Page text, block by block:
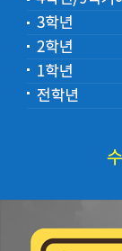
윤리교육과
사회교육과
역사교육과
수학교육과